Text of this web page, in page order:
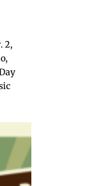
2,